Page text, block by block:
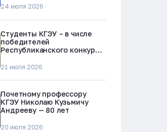
24 июля 2026
Студенты КГЭУ – в числе
победителей
Республиканского конкурса
наркотиков и телефонного
21 июля 2026
Почетному профессору
КГЭУ Николаю Кузьмичу
Андрееву — 80 лет
20 июля 2026